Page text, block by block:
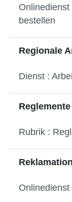
bestellen
Regionale
Dienst :
Reglemente
Rubrik :